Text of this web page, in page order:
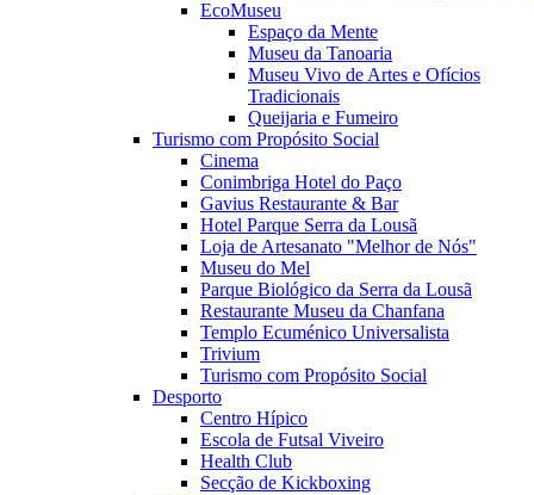
EcoMuseu
Espaço da Mente
Museu da Tanoaria
Museu Vivo de Artes e Ofícios
Tradicionais
Queijaria e Fumeiro
Turismo com Propósito Social
Cinema
Conimbriga Hotel do Paço
Gavius Restaurante & Bar
Hotel Parque Serra da Lousã
Loja de Artesanato "Melhor de Nós"
Museu do Mel
Parque Biológico da Serra da Lousã
Restaurante Museu da Chanfana
Templo Ecuménico Universalista
Trivium
Turismo com Propósito Social
Desporto
Centro Hípico
Escola de Futsal Viveiro
Health Club
Secção de Kickboxing